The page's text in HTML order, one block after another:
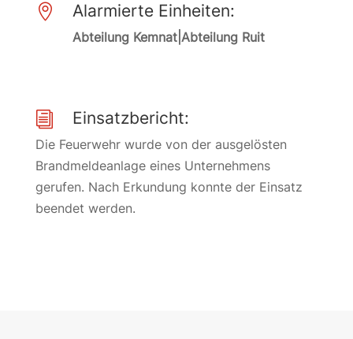
 Alarmierte Einheiten:
Abteilung Kemnat|Abteilung Ruit
i Einsatzbericht:
Die Feuerwehr wurde von der ausgelösten
Brandmeldeanlage eines Unternehmens
gerufen. Nach Erkundung konnte der Einsatz
beendet werden.